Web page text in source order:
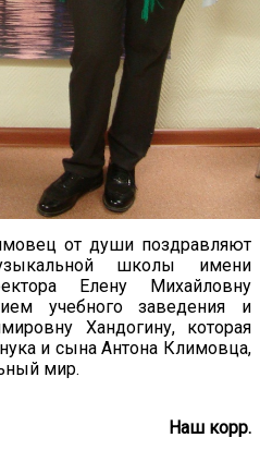
от души поздравляют
школы имени
Елену Михайловну
учебного заведения и
Хандогину, которая
и сына Антона Климовца,
мир.
Наш корр.